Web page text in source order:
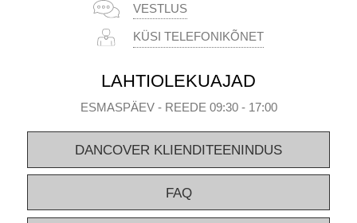
VESTLUS
KÜSI TELEFONIKÕNET
LAHTIOLEKUAJAD
ESMASPÄEV - REEDE 09:30 - 17:00
DANCOVER KLIENDITEENINDUS
FAQ